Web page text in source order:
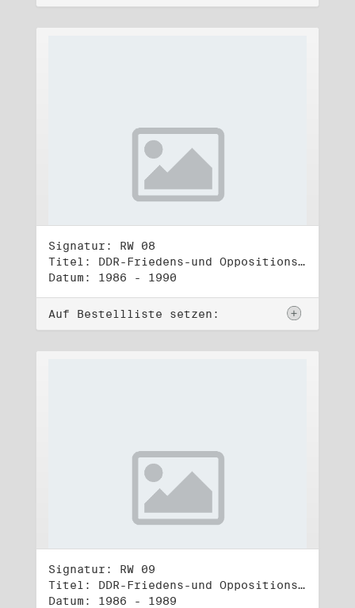
Signatur: RW 08
Titel: DDR-Friedens-und Oppositionsbewegung (1)
Datum: 1986 - 1990
Auf Bestellliste setzen:
Signatur: RW 09
Titel: DDR-Friedens-und Oppositionsbewegung (2)
Datum: 1986 - 1989